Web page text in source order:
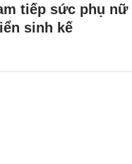
tiếp sức phụ nữ
sinh kế